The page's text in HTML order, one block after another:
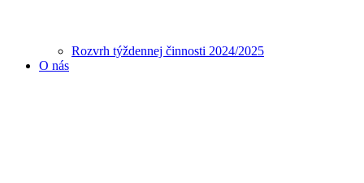
Rozvrh týždennej činnosti 2024/2025
O nás